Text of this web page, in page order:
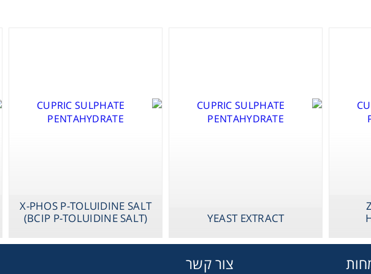
YEAST EXTRACT
X-PHOS P-TOLUIDINE SALT
(BCIP P-TOLUIDINE SALT)
צור קשר
SALT)
Lab